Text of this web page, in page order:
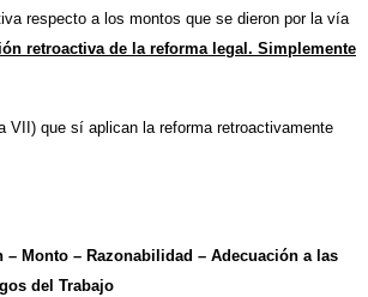
respecto a los montos que se dieron por la vía
retroactiva de la reforma legal. Simplemente
VII) que sí aplican la reforma retroactivamente
Monto – Razonabilidad – Adecuación a las
del Trabajo